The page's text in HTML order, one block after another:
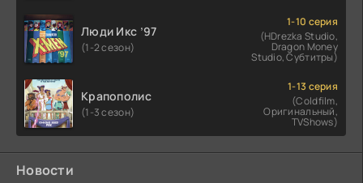
Люди Икс ’97
(1-2 сезон)
1-10 серия
(HDrezka Studio,
Dragon Money
Studio, Субтитры)
Крапополис
(1-3 сезон)
1-13 серия
(Coldfilm,
Оригинальный,
TVShows)
Новости